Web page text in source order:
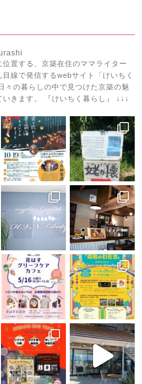
位置する、京築在住のママライター
目線で発信するwebサイト「けいちく
々の暮らしの中で見つけた京築の魅
きます。
『けいちく暮らし』 ↓↓↓